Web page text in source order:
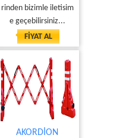
rinden bizimle iletisim
e geçebilirsiniz...
FİYAT AL
AKORDİON